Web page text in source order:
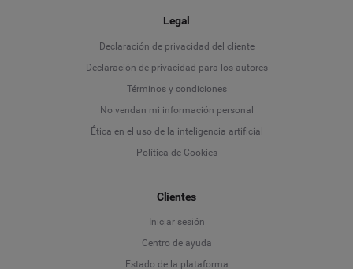
Legal
Declaración de privacidad del cliente
Declaración de privacidad para los autores
Términos y condiciones
No vendan mi información personal
Ética en el uso de la inteligencia artificial
Política de Cookies
Clientes
Iniciar sesión
Centro de ayuda
Estado de la plataforma